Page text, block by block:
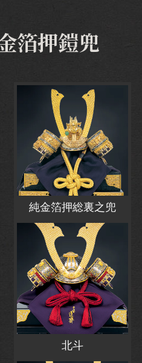
箔押鎧兜
純金箔押総裏之兜
北斗